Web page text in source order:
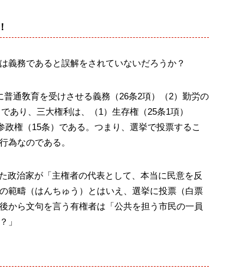
務であると誤解をされていないだろうか？
通敎育を受けさせる義務（26条2項）（2）勤労の
あり、三大権利は、（1）生存権（25条1項）
政権（15条）である。つまり、選挙で投票するこ
為なのである。
治家が「主権者の代表として、本当に民意を反
範疇（はんちゅう）とはいえ、選挙に投票（白票
から文句を言う有権者は「公共を担う市民の一員
」